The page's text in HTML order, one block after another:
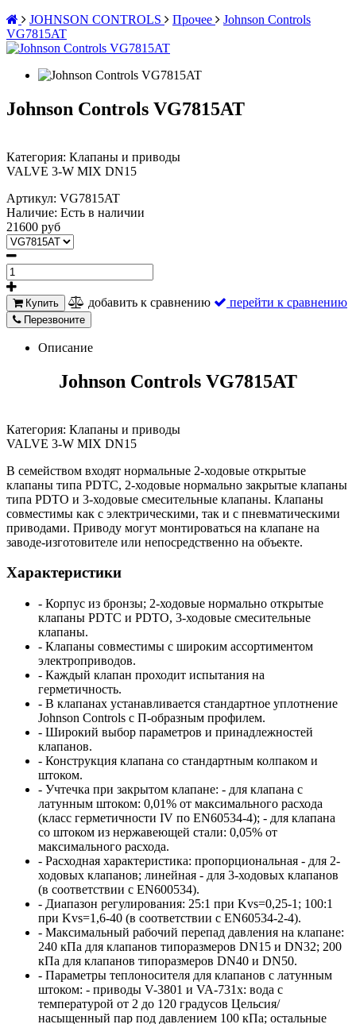
JOHNSON CONTROLS
Прочее
Johnson Controls
VG7815AT
Johnson Controls VG7815AT
Категория: Клапаны и приводы
VALVE 3-W MIX DN15
Артикул: VG7815AT
Наличие: Есть в наличии
21600 руб
Купить добавить к сравнению перейти к сравнению
Перезвоните
Описание
Johnson Controls VG7815AT
Категория: Клапаны и приводы
VALVE 3-W MIX DN15
В семейством входят нормальные 2-ходовые открытые
клапаны типа PDTC, 2-ходовые нормально закрытые клапаны
типа PDTO и 3-ходовые смесительные клапаны. Клапаны
совместимы как с электрическими, так и с пневматическими
приводами. Приводу могут монтироваться на клапане на
заводе-изготовителе или непосредственно на объекте.
Характеристики
- Корпус из бронзы; 2-ходовые нормально открытые
клапаны PDTC и PDTO, 3-ходовые смесительные
клапаны.
- Клапаны совместимы с широким ассортиментом
электроприводов.
- Каждый клапан проходит испытания на
герметичность.
- В клапанах устанавливается стандартное уплотнение
Johnson Controls с П-образным профилем.
- Широкий выбор параметров и принадлежностей
клапанов.
- Конструкция клапана со стандартным колпаком и
штоком.
- Учтечка при закрытом клапане: - для клапана с
латунным штоком: 0,01% от максимального расхода
(класс герметичности IV по EN60534-4); - для клапана
со штоком из нержавеющей стали: 0,05% от
максимального расхода.
- Расходная характеристика: пропорциональная - для 2-
ходовых клапанов; линейная - для 3-ходовых клапанов
(в соответствии с EN600534).
- Диапазон регулирования: 25:1 при Kvs=0,25-1; 100:1
при Kvs=1,6-40 (в соответствии с EN60534-2-4).
- Максимальный рабочий перепад давления на клапане:
240 кПа для клапанов типоразмеров DN15 и DN32; 200
кПа для клапанов типоразмеров DN40 и DN50.
- Параметры теплоносителя для клапанов с латунным
штоком: - приводы V-3801 и VA-731x: вода с
температурой от 2 до 120 градусов Цельсия/
насыщенный пар под давлением 100 кПа; остальные